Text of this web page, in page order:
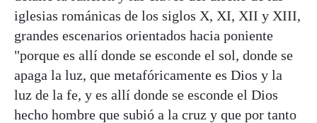
iglesias románicas de los siglos X, XI, XII y XIII,
grandes escenarios orientados hacia poniente
"porque es allí donde se esconde el sol, donde se
apaga la luz, que metafóricamente es Dios y la
luz de la fe, y es allí donde se esconde el Dios
hecho hombre que subió a la cruz y que por tanto